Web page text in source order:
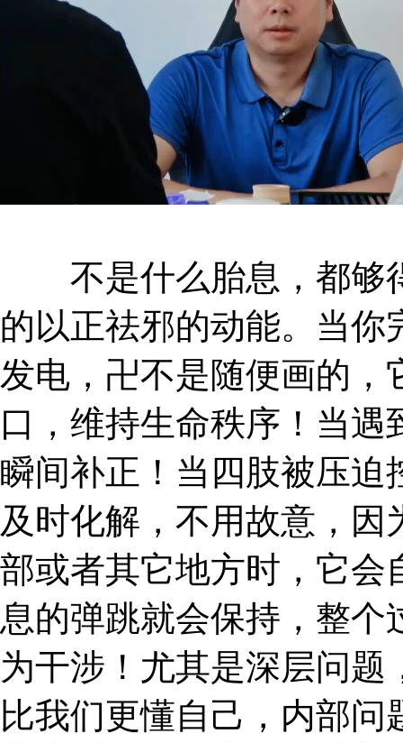
不是什么胎息，都够
的以正祛邪的动能。当
发电，卍不是随便画的，
口，维持生命秩序！当
瞬间补正！当四肢被压迫
及时化解，不用故意，
部或者其它地方时，它会
息的弹跳就会保持，整
为干涉！尤其是深层问
比我们更懂自己，内部